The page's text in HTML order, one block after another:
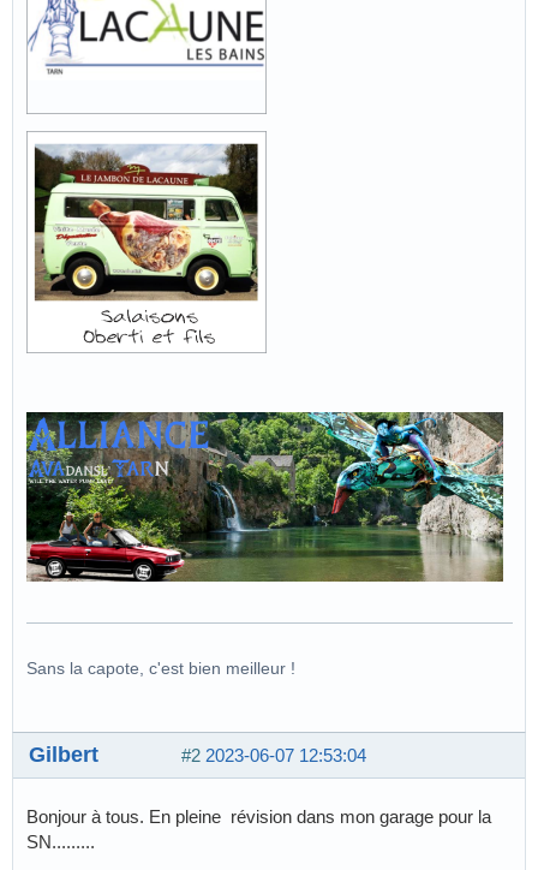
Sans la capote, c'est bien meilleur !
#2 2023-06-07 12:53:04
Gilbert
Bonjour à tous. En pleine révision dans mon garage pour la
SN.........